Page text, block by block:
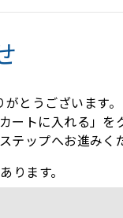
とうございます。
トに入れる」を
ップへお進みく
ります。